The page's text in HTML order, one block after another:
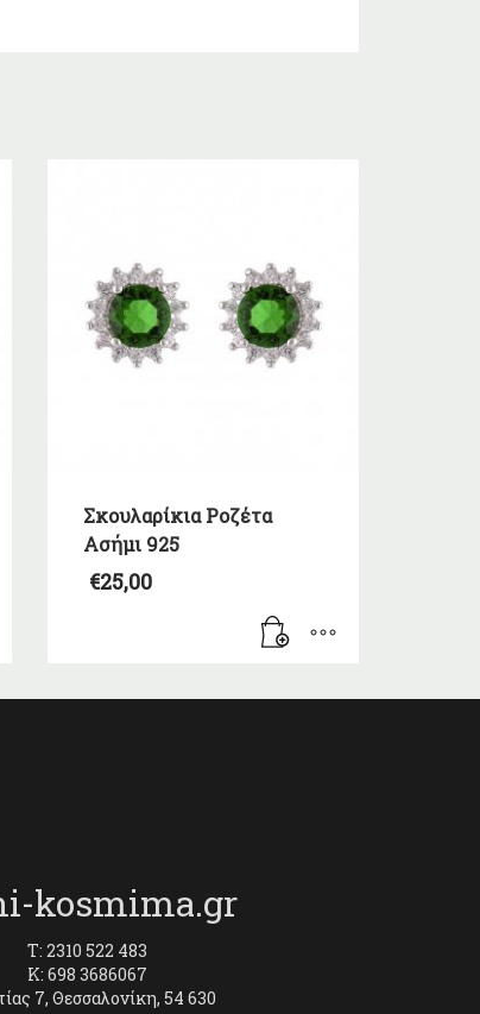
Σκουλαρίκια Ροζέτα
Ασήμι 925
€25,00
kosmima.gr
T: 2310 522 483
K: 698 3686067
7, Θεσσαλονίκη, 54 630